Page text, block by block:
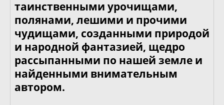
таинственными урочищами,
полянами, лешими и прочими
чудищами, созданными природой
и народной фантазией, щедро
рассыпанными по нашей земле и
найденными внимательным
автором.